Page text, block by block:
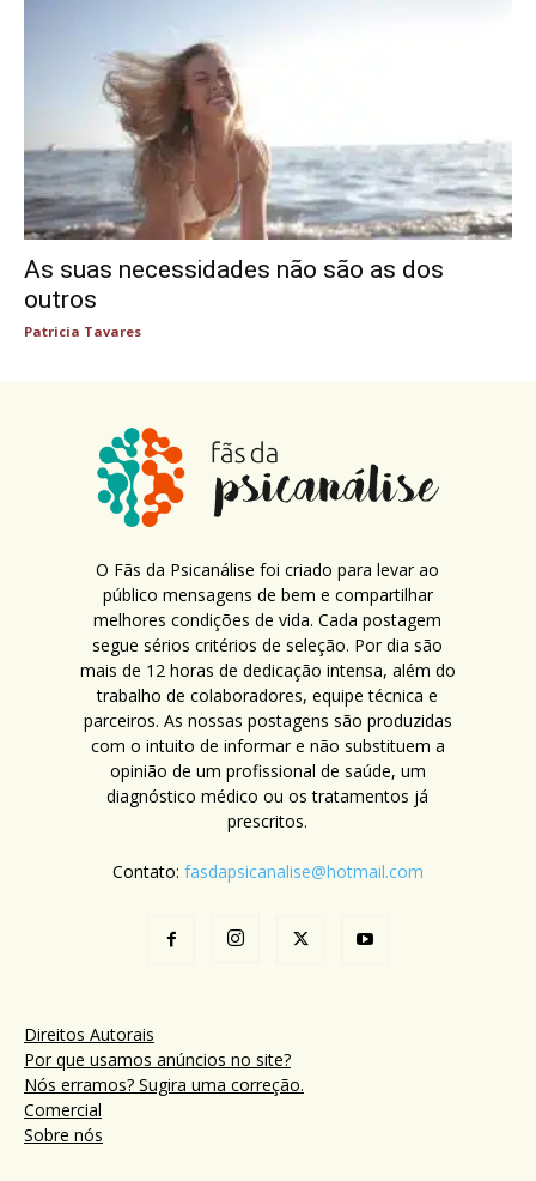
As suas necessidades não são as dos
outros
Patricia Tavares
O Fãs da Psicanálise foi criado para levar ao
público mensagens de bem e compartilhar
melhores condições de vida. Cada postagem
segue sérios critérios de seleção. Por dia são
mais de 12 horas de dedicação intensa, além do
trabalho de colaboradores, equipe técnica e
parceiros. As nossas postagens são produzidas
com o intuito de informar e não substituem a
opinião de um profissional de saúde, um
diagnóstico médico ou os tratamentos já
prescritos.
Contato: fasdapsicanalise@hotmail.com
Direitos Autorais
Por que usamos anúncios no site?
Nós erramos? Sugira uma correção.
Comercial
Sobre nós